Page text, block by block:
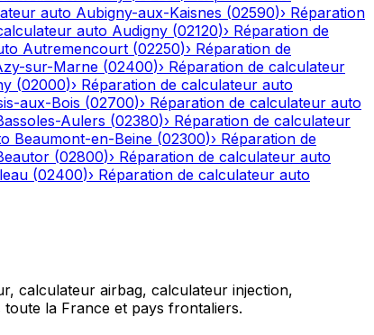
auto Aubigny-aux-Kaisnes (02590)› Réparation
auto Audigny (02120)› Réparation de
Autremencourt (02250)› Réparation de
sur-Marne (02400)› Réparation de calculateur
(02000)› Réparation de calculateur auto
aux-Bois (02700)› Réparation de calculateur auto
Aulers (02380)› Réparation de calculateur
Beaumont-en-Beine (02300)› Réparation de
(02800)› Réparation de calculateur auto
(02400)› Réparation de calculateur auto
calculateur airbag, calculateur injection,
la France et pays frontaliers.